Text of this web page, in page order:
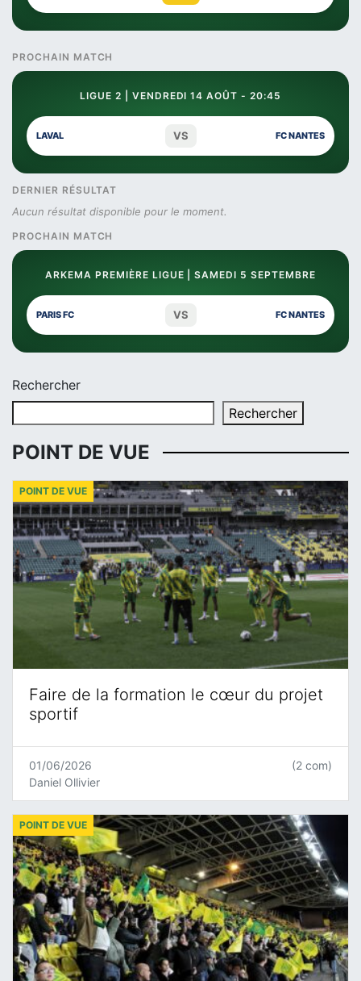
PROCHAIN MATCH
LIGUE 2 | VENDREDI 14 AOÛT - 20:45
LAVAL VS FC NANTES
DERNIER RÉSULTAT
Aucun résultat disponible pour le moment.
PROCHAIN MATCH
ARKEMA PREMIÈRE LIGUE | SAMEDI 5 SEPTEMBRE
PARIS FC VS FC NANTES
Rechercher
Rechercher
POINT DE VUE
Faire de la formation le cœur du projet
sportif
POINT DE VUE
01/06/2026
Daniel Ollivier
(2 com)
POINT DE VUE